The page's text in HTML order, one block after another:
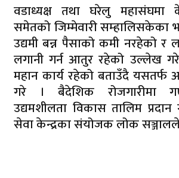
वडाध्यक्ष तथा घरेलु महासंघमा
समेतको जिम्मेवारी सम्हालिसकेका
उद्यमी बन्न पैसाको कमी नरहेको र
लगानी गर्न आतुर रहेको उल्लेख
महान कार्य रहेको बताउँदै यसतर्फ
गरे । बैदेशिक रोजगारीमा
उद्यमशीलता विकास तालिम प्रदान
सेवा केन्द्रका संयोजक लोक सञ्जालले